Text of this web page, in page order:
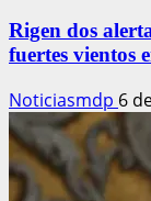
Rigen dos
fuertes vientos
Noticiasmdp 6